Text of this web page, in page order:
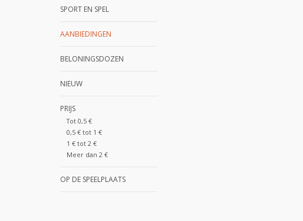
SPORT EN SPEL
AANBIEDINGEN
BELONINGSDOZEN
NIEUW
PRIJS
Tot 0,5 €
0,5 € tot 1 €
1 € tot 2 €
Meer dan 2 €
OP DE SPEELPLAATS